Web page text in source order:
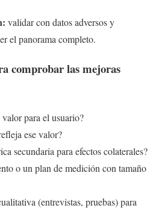
validar con datos adversos y
el panorama completo.
comprobar las mejoras
para el usuario?
ese valor?
secundaria para efectos colaterales?
o un plan de medición con tamaño
(entrevistas, pruebas) para